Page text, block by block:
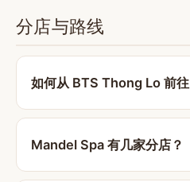
分店与路线
如何从 BTS Thong Lo 前
Mandel Spa 有几家分店？